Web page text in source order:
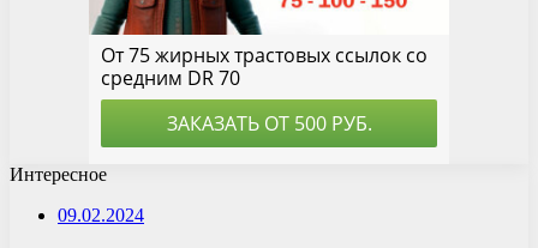
Интересное
09.02.2024